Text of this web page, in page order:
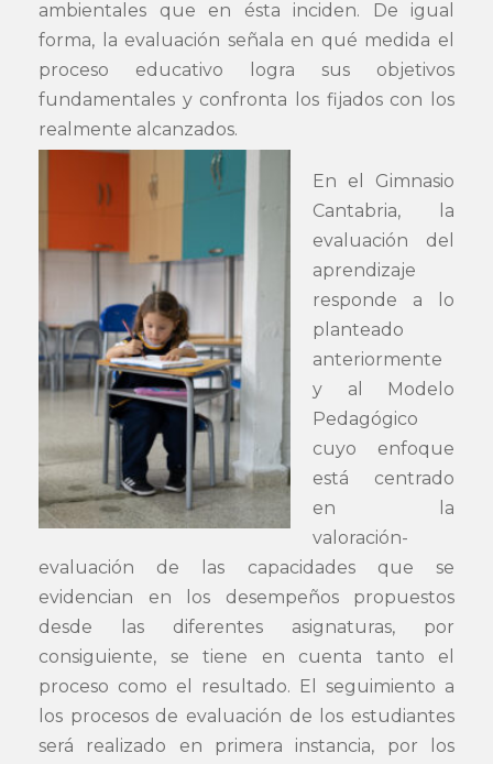
ambientales que en ésta inciden. De igual
forma, la evaluación señala en qué medida el
proceso educativo logra sus objetivos
fundamentales y confronta los fijados con los
realmente alcanzados.
En el Gimnasio
Cantabria, la
evaluación del
aprendizaje
responde a lo
planteado
anteriormente
y al Modelo
Pedagógico
cuyo enfoque
está centrado
en la
valoración-
evaluación de las capacidades que se
evidencian en los desempeños propuestos
desde las diferentes asignaturas, por
consiguiente, se tiene en cuenta tanto el
proceso como el resultado. El seguimiento a
los procesos de evaluación de los estudiantes
será realizado en primera instancia, por los